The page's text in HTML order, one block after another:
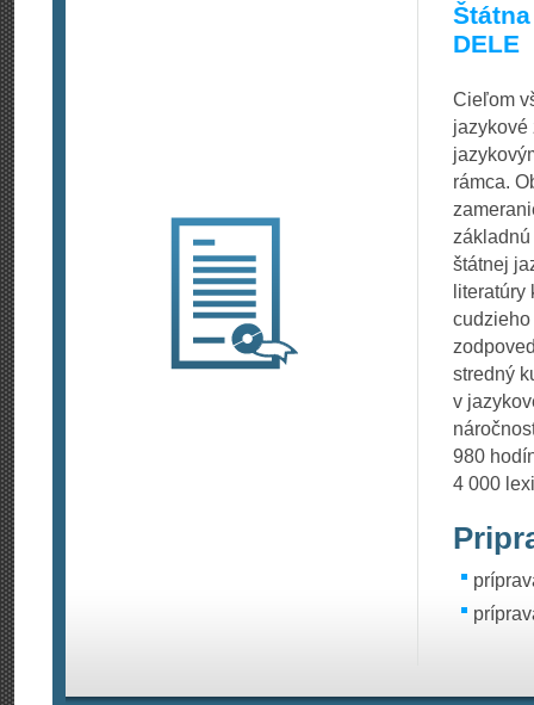
DELE
Cieľom
jazykové
rámca.
štátnej
cudzieho
stredný
v
980
4 000